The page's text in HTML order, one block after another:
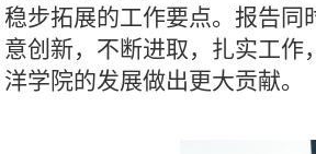
稳步拓展的工作要点。报告同
意创新，不断进取，扎实工作，
洋学院的发展做出更大贡献。